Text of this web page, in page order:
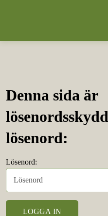
Denna sida är
lösenord:
Lösenord: